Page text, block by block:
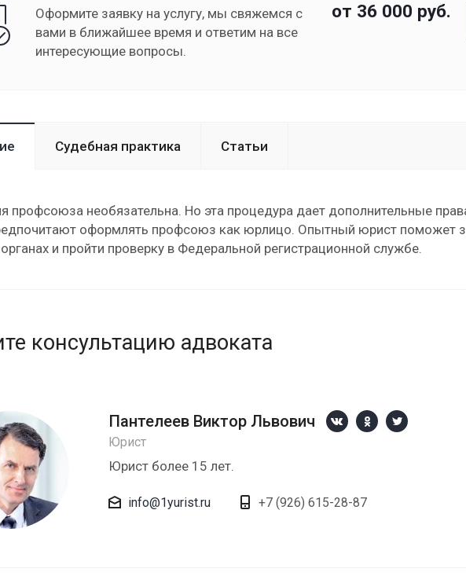
от 36 000 руб.
Оформите заявку на услугу, мы свяжемся с
вами в ближайшее время и ответим на все
интересующие вопросы.
Судебная практика Статьи
профсоюза необязательна. Но эта процедура дает дополнительные
оформлять профсоюз как юрлицо. Опытный юрист поможет
и пройти проверку в Федеральной регистрационной службе.
консультацию адвоката
Пантелеев Виктор Львович
Юрист
Юрист более 15 лет.
info@1yurist.ru +7 (926) 615-28-87